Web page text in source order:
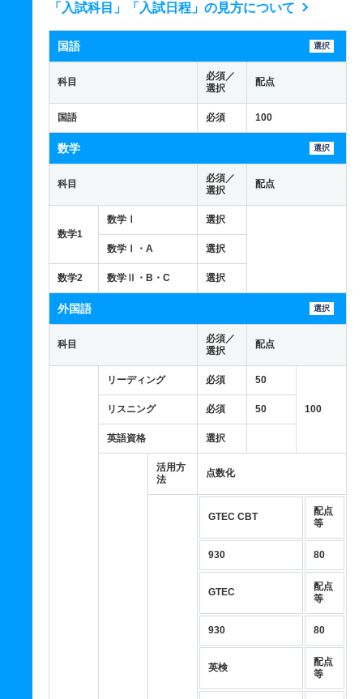
「入試科目」「入試日程」の見方について
国語 選択
科目
必須／
選択
配点
国語 必須 100
数学 選択
科目
必須／
選択
配点
数学1
数学Ⅰ 選択
数学Ⅰ・A 選択
数学2 数学Ⅱ・B・C 選択
外国語 選択
科目
必須／
選択
配点
リーディング 必須 50
100
リスニング 必須 50
英語資格 選択
活用方
法
点数化
GTEC CBT
配点
等
930 80
GTEC
配点
等
930 80
英検
配点
等